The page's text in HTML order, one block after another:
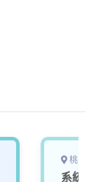
桃園
系統